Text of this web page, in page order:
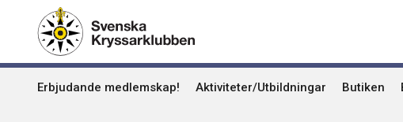
huvudinnehåll
Erbjudande medlemskap! Aktiviteter/Utbildningar Butiken
Kummel
Uthamn
Naturhamn